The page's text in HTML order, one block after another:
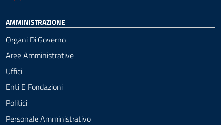
AMMINISTRAZIONE
Organi Di Governo
Aree Amministrative
Uffici
Enti E Fondazioni
Politici
Personale Amministrativo